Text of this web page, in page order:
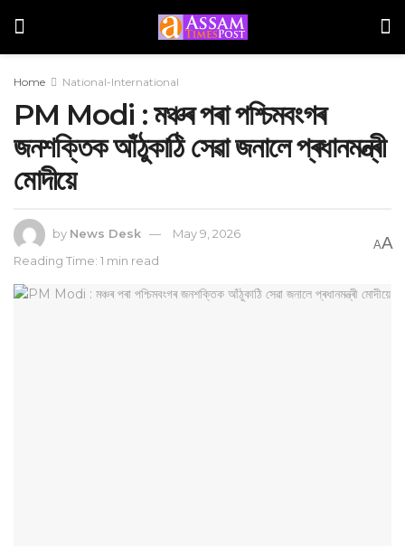
Home National-International
PM Modi : মঞ্চৰ পৰা পশ্চিমবংগৰ
জনশক্তিক আঁঠুকাঠি সেৱা জনালে প্ৰধানমন্ত্ৰী
মোদীয়ে
by News Desk
May 9, 2026
Reading Time: 1 min read
AA